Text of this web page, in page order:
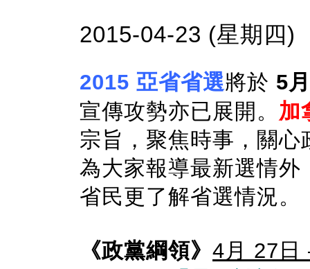
2015-04-23 (星期四)
2015 亞省省選將於 5
宣傳攻勢亦已展開。 加
宗旨，聚焦時事，關
為大家報導最新選情
省民更了解省選情況。
《政黨綱領》 4月 27日